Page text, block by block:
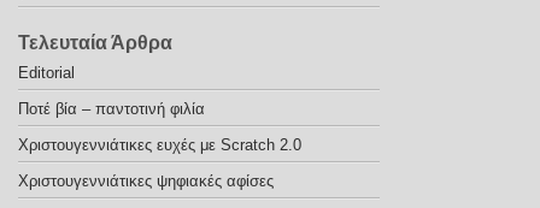
Τελευταία Άρθρα
Editorial
Ποτέ βία – παντοτινή φιλία
Χριστουγεννιάτικες ευχές με Scratch 2.0
Χριστουγεννιάτικες ψηφιακές αφίσες